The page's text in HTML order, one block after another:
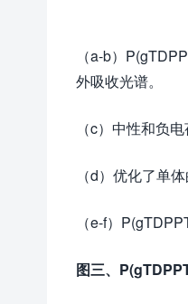
（a-b）
外吸收光谱。
（c）中性和负
（d）优化了单
（e-f）
图三、